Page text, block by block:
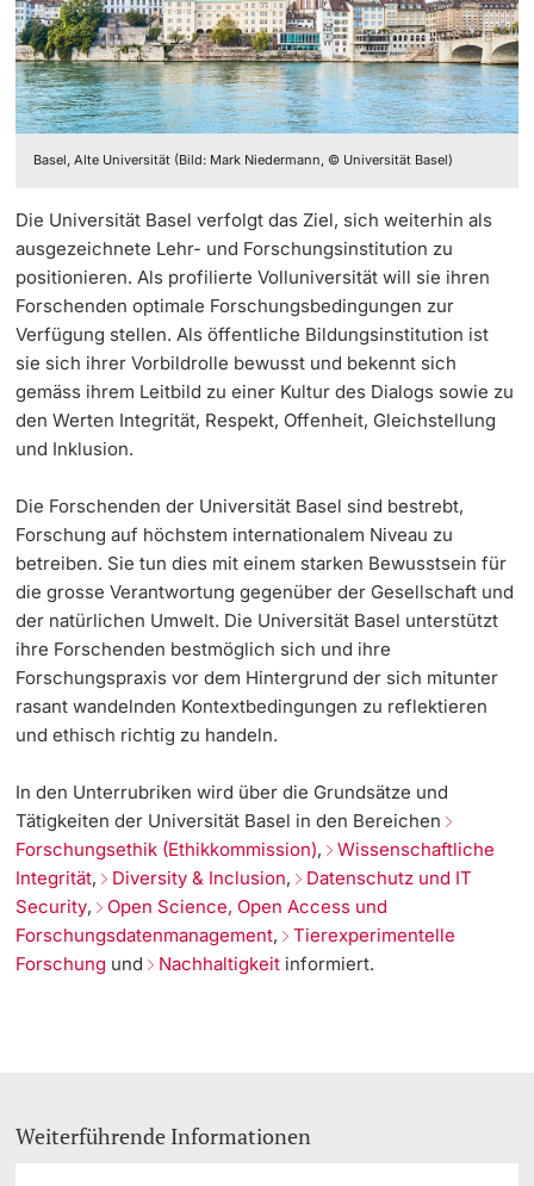
Doktorierende
weitere Informationen
Fördernde & Alumni
Dozierende
Open Science, Open Access &
Forschungsdatenmanagement
Datenschutz, IT-Security
Diversity & Inclusion
Nachhaltigkeit
Tierexperimentelle Forschung
Nagoya-Protokoll
Projektförderung
Personenförderung
Core Facilities, Sammlungen & Editionen
Technologietransfer
Qualitätsmanagement Forschung
Beratung & FAQ
Kongressförderung
Weiterbildung
Universität
Basel, Alte Universität (Bild: Mark Niedermann, © Universität Basel)
Die Universität Basel verfolgt das Ziel, sich weiterhin als
ausgezeichnete Lehr- und Forschungsinstitution zu
positionieren. Als profilierte Volluniversität will sie ihren
Forschenden optimale Forschungsbedingungen zur
Verfügung stellen. Als öffentliche Bildungsinstitution ist
sie sich ihrer Vorbildrolle bewusst und bekennt sich
gemäss ihrem Leitbild zu einer Kultur des Dialogs sowie zu
den Werten Integrität, Respekt, Offenheit, Gleichstellung
und Inklusion.
Die Forschenden der Universität Basel sind bestrebt,
Forschung auf höchstem internationalem Niveau zu
betreiben. Sie tun dies mit einem starken Bewusstsein für
die grosse Verantwortung gegenüber der Gesellschaft und
der natürlichen Umwelt. Die Universität Basel unterstützt
ihre Forschenden bestmöglich sich und ihre
Forschungspraxis vor dem Hintergrund der sich mitunter
rasant wandelnden Kontextbedingungen zu reflektieren
und ethisch richtig zu handeln.
In den Unterrubriken wird über die Grundsätze und
Tätigkeiten der Universität Basel in den Bereichen
Forschungsethik (Ethikkommission), Wissenschaftliche
Integrität, Diversity & Inclusion, Datenschutz und IT
Security, Open Science, Open Access und
Forschungsdatenmanagement, Tierexperimentelle
Forschung und Nachhaltigkeit informiert.
Weiterführende Informationen